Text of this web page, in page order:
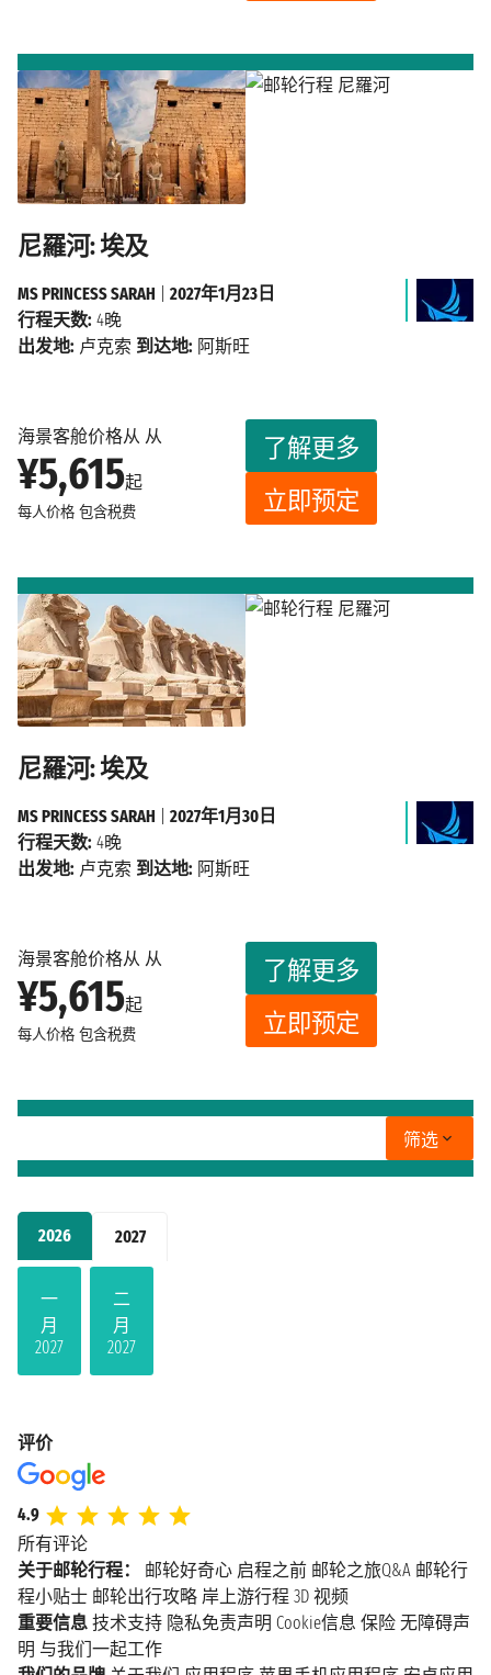
2026 2027
一
月
2027
二
月
2027
尼羅河: 埃及
海景客舱价格从 从
¥5,615起
每人价格 包含税费
了解更多
立即预定
MS PRINCESS SARAH
2027年1月23日
行程天数: 4晚
出发地: 卢克索 到达地: 阿斯旺
尼羅河: 埃及
海景客舱价格从 从
¥5,615起
每人价格 包含税费
了解更多
立即预定
MS PRINCESS SARAH
2027年1月30日
行程天数: 4晚
出发地: 卢克索 到达地: 阿斯旺
筛选
评价
4.9
所有评论
关于邮轮行程：
邮轮好奇心 启程之前 邮轮之旅Q&A 邮轮行
程小贴士 邮轮出行攻略 岸上游行程 3D 视频
重要信息 技术支持 隐私免责声明 Cookie信息 保险 无障碍声
明 与我们一起工作